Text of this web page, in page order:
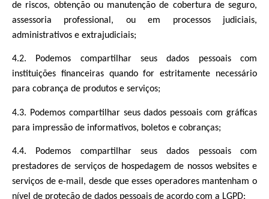
de riscos, obtenção ou manutenção de cobertura de seguro,
assessoria professional, ou em processos judiciais,
administrativos e extrajudiciais;
4.2. Podemos compartilhar seus dados pessoais com
instituições financeiras quando for estritamente necessário
para cobrança de produtos e serviços;
4.3. Podemos compartilhar seus dados pessoais com gráficas
para impressão de informativos, boletos e cobranças;
4.4. Podemos compartilhar seus dados pessoais com
prestadores de serviços de hospedagem de nossos websites e
serviços de e-mail, desde que esses operadores mantenham o
nível de proteção de dados pessoais de acordo com a LGPD;